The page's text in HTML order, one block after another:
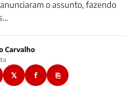
o assunto, fazendo
Carvalho
𝕏 f ⎘